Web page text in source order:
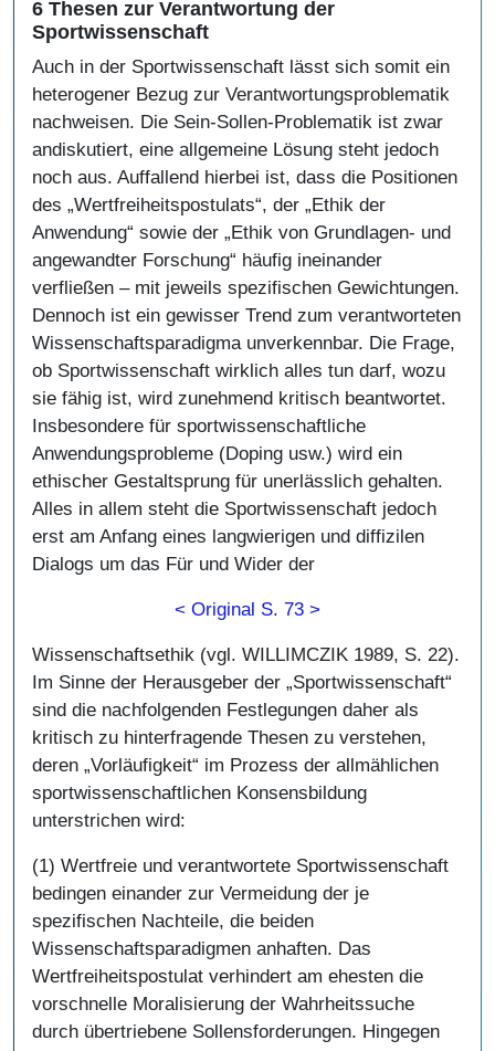
6 Thesen zur Verantwortung der
Sportwissenschaft
Auch in der Sportwissenschaft lässt sich somit ein
heterogener Bezug zur Verantwortungsproblematik
nachweisen. Die Sein-Sollen-Problematik ist zwar
andiskutiert, eine allgemeine Lösung steht jedoch
noch aus. Auffallend hierbei ist, dass die Positionen
des „Wertfreiheitspostulats“, der „Ethik der
Anwendung“ sowie der „Ethik von Grundlagen- und
angewandter Forschung“ häufig ineinander
verfließen – mit jeweils spezifischen Gewichtungen.
Dennoch ist ein gewisser Trend zum verantworteten
Wissenschaftsparadigma unverkennbar. Die Frage,
ob Sportwissenschaft wirklich alles tun darf, wozu
sie fähig ist, wird zunehmend kritisch beantwortet.
Insbesondere für sportwissenschaftliche
Anwendungsprobleme (Doping usw.) wird ein
ethischer Gestaltsprung für unerlässlich gehalten.
Alles in allem steht die Sportwissenschaft jedoch
erst am Anfang eines langwierigen und diffizilen
Dialogs um das Für und Wider der
< Original S. 73 >
Wissenschaftsethik (vgl. WILLIMCZIK 1989, S. 22).
Im Sinne der Herausgeber der „Sportwissenschaft“
sind die nachfolgenden Festlegungen daher als
kritisch zu hinterfragende Thesen zu verstehen,
deren „Vorläufigkeit“ im Prozess der allmählichen
sportwissenschaftlichen Konsensbildung
unterstrichen wird:
(1) Wertfreie und verantwortete Sportwissenschaft
bedingen einander zur Vermeidung der je
spezifischen Nachteile, die beiden
Wissenschaftsparadigmen anhaften. Das
Wertfreiheitspostulat verhindert am ehesten die
vorschnelle Moralisierung der Wahrheitssuche
durch übertriebene Sollensforderungen. Hingegen